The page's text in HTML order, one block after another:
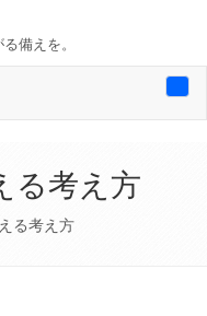
備えを。
る考え方
る考え方